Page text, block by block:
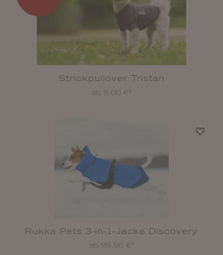
Rukka Pets Regenmantel Shine
Rukka Pets Overall Zebra
ab 29,90 €*